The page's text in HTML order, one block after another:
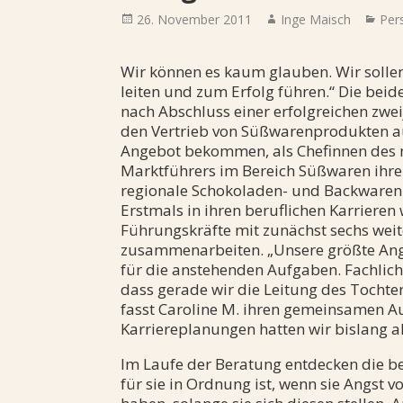
Posted
26. November 2011 Author
Inge Maisch
Wir können es kaum glauben. Wir
leiten und zum Erfolg führen.“ Die
nach Abschluss einer erfolgreichen
den Vertrieb von Süßwarenprodukten
Angebot bekommen, als Chefinnen
Marktführers im Bereich Süßwaren
regionale Schokoladen- und
Erstmals in ihren beruflichen
Führungskräfte mit zunächst sechs
zusammenarbeiten. „Unsere größte
für die anstehenden Aufgaben.
dass gerade wir die Leitung des
fasst Caroline M. ihren gemeinsamen
Karriereplanungen hatten wir bislang
Im Laufe der Beratung entdecken die
für sie in Ordnung ist, wenn sie Angst